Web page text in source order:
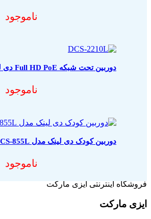
ناموجود
دوربین تحت شبکه Full HD PoE دی لینک مدل DCS-2210L
ناموجود
دوربین کودک دی لینک مدل DCS-855L
ناموجود
فروشگاه اینترنتی ایزی مارکت
ایزی مارکت